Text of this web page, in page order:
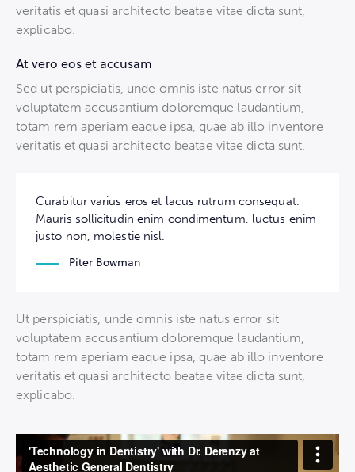
veritatis et quasi architecto beatae vitae dicta sunt,
explicabo.
At vero eos et accusam
Sed ut perspiciatis, unde omnis iste natus error sit
voluptatem accusantium doloremque laudantium,
totam rem aperiam eaque ipsa, quae ab illo inventore
veritatis et quasi architecto beatae vitae dicta sunt.
Curabitur varius eros et lacus rutrum consequat.
Mauris sollicitudin enim condimentum, luctus enim
justo non, molestie nisl.
Piter Bowman
Ut perspiciatis, unde omnis iste natus error sit
voluptatem accusantium doloremque laudantium,
totam rem aperiam eaque ipsa, quae ab illo inventore
veritatis et quasi architecto beatae vitae dicta sunt,
explicabo.